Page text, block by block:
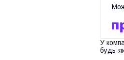
У
будь-